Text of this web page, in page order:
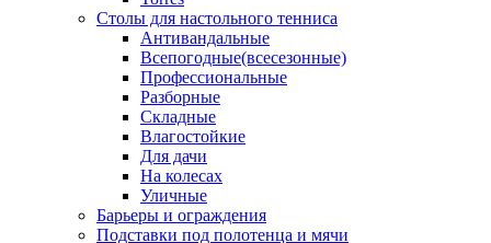
Столы для настольного тенниса
Антивандальные
Всепогодные(всесезонные)
Профессиональные
Разборные
Складные
Влагостойкие
Для дачи
На колесах
Уличные
Барьеры и ограждения
Подставки под полотенца и мячи